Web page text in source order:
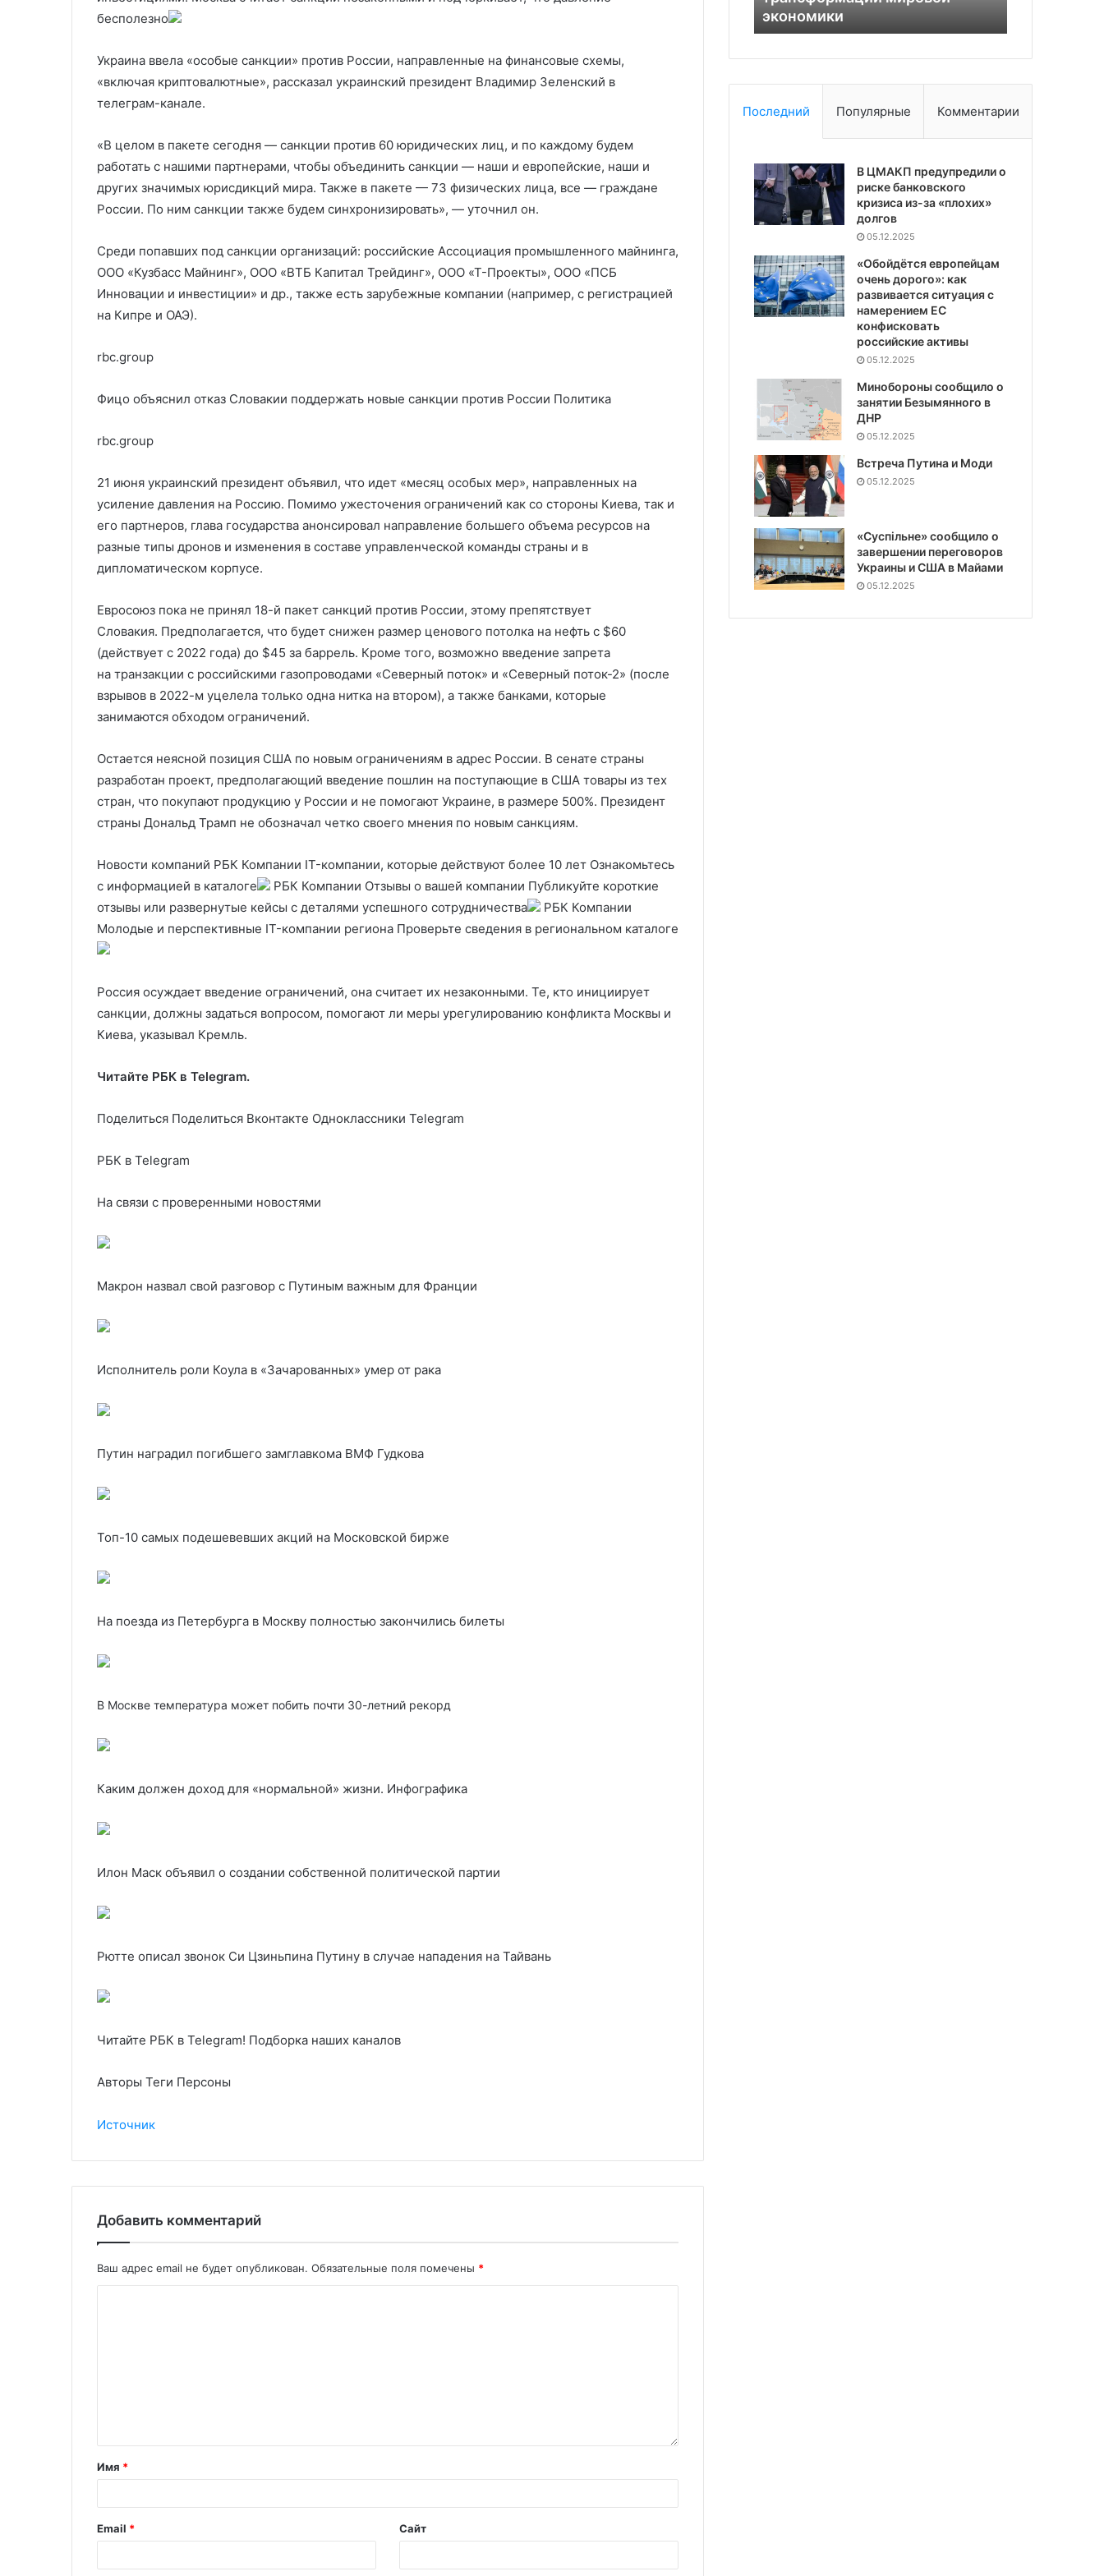
бесполезно
Украина ввела «особые санкции» против России, направленные на финансовые схемы,
«включая криптовалютные», рассказал украинский президент Владимир Зеленский в
телеграм-канале.
«В целом в пакете сегодня — санкции против 60 юридических лиц, и по каждому будем
работать с нашими партнерами, чтобы объединить санкции — наши и европейские, наши и
других значимых юрисдикций мира. Также в пакете — 73 физических лица, все — граждане
России. По ним санкции также будем синхронизировать», — уточнил он.
Среди попавших под санкции организаций: российские Ассоциация промышленного майнинга,
ООО «Кузбасс Майнинг», ООО «ВТБ Капитал Трейдинг», ООО «Т-Проекты», ООО «ПСБ
Инновации и инвестиции» и др., также есть зарубежные компании (например, с регистрацией
на Кипре и ОАЭ).
rbc.group
Фицо объяснил отказ Словакии поддержать новые санкции против России Политика
rbc.group
21 июня украинский президент объявил, что идет «месяц особых мер», направленных на
усиление давления на Россию. Помимо ужесточения ограничений как со стороны Киева, так и
его партнеров, глава государства анонсировал направление большего объема ресурсов на
разные типы дронов и изменения в составе управленческой команды страны и в
дипломатическом корпусе.
Евросоюз пока не принял 18-й пакет санкций против России, этому препятствует
Словакия. Предполагается, что будет снижен размер ценового потолка на нефть с $60
(действует с 2022 года) до $45 за баррель. Кроме того, возможно введение запрета
на транзакции с российскими газопроводами «Северный поток» и «Северный поток-2» (после
взрывов в 2022-м уцелела только одна нитка на втором), а также банками, которые
занимаются обходом ограничений.
Остается неясной позиция США по новым ограничениям в адрес России. В сенате страны
разработан проект, предполагающий введение пошлин на поступающие в США товары из тех
стран, что покупают продукцию у России и не помогают Украине, в размере 500%. Президент
страны Дональд Трамп не обозначал четко своего мнения по новым санкциям.
Новости компаний РБК Компании IT-компании, которые действуют более 10 лет Ознакомьтесь
с информацией в каталоге
РБК Компании Отзывы о вашей компании Публикуйте короткие
отзывы или развернутые кейсы с деталями успешного сотрудничества
РБК Компании
Молодые и перспективные IT-компании региона Проверьте сведения в региональном каталоге
Россия осуждает введение ограничений, она считает их незаконными. Те, кто инициирует
санкции, должны задаться вопросом, помогают ли меры урегулированию конфликта Москвы и
Киева, указывал Кремль.
Читайте РБК в Telegram.
Поделиться Поделиться Вконтакте Одноклассники Telegram
РБК в Telegram
На связи с проверенными новостями
Макрон назвал свой разговор с Путиным важным для Франции
Исполнитель роли Коула в «Зачарованных» умер от рака
Путин наградил погибшего замглавкома ВМФ Гудкова
Топ-10 самых подешевевших акций на Московской бирже
На поезда из Петербурга в Москву полностью закончились билеты
В Москве температура может побить почти 30-летний рекорд
Каким должен доход для «нормальной» жизни. Инфографика
Илон Маск объявил о создании собственной политической партии
Рютте описал звонок Си Цзиньпина Путину в случае нападения на Тайвань
Читайте РБК в Telegram! Подборка наших каналов
Авторы Теги Персоны
Источник
Добавить комментарий
Ваш адрес email не будет опубликован. Обязательные поля помечены *
Имя *
Email * Сайт
«ксенофобией»
Европу
инвестициям в Европу
Последний Популярные Комментарии
В ЦМАКП предупредили о
риске банковского
кризиса из-за «плохих»
долгов
05.12.2025
«Обойдётся европейцам
очень дорого»: как
развивается ситуация с
намерением ЕС
конфисковать
российские активы
05.12.2025
Минобороны сообщило о
занятии Безымянного в
ДНР
05.12.2025
Встреча Путина и Моди
05.12.2025
«Суспiльне» сообщило о
завершении переговоров
Украины и США в Майами
05.12.2025